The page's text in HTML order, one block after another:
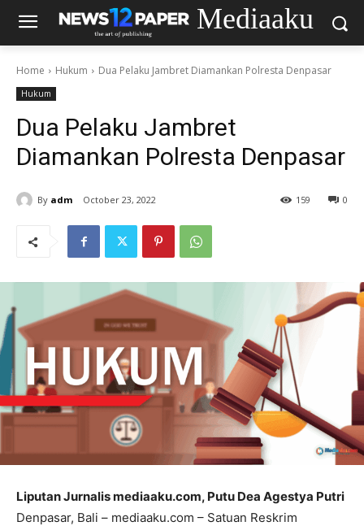
Mediaaku
Home Hukum Dua Pelaku Jambret Diamankan Polresta Denpasar
Hukum
Dua Pelaku Jambret
Diamankan Polresta Denpasar
By adm October 23, 2022 0
159
Liputan Jurnalis mediaaku.com, Putu Dea Agestya Putri
Denpasar, Bali – mediaaku.com – Satuan Reskrim